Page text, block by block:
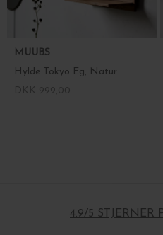
MUUBS
Hylde Tokyo Eg, Natur
4.9/5 STJERNER